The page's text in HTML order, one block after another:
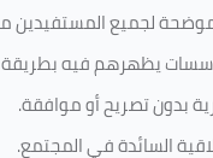
لجميع المستفيدين
يظهرهم فيه
بدون تصريح أو موافقة.
السائدة في المجتمع.